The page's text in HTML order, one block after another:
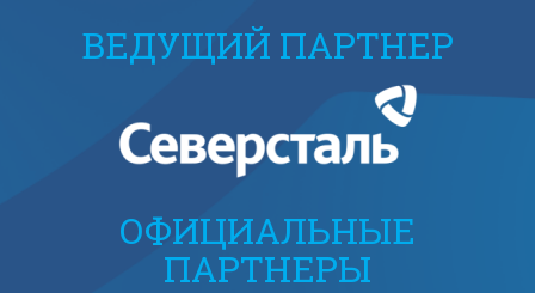
ВЕДУЩИЙ ПАРТНЕР
ОФИЦИАЛЬНЫЕ
ПАРТНЕРЫ